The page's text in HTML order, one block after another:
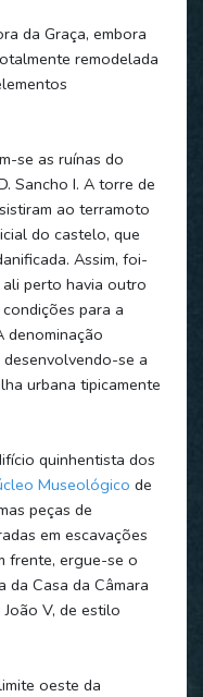
da Graça, embora
remodelada
se as ruínas do
Sancho I. A torre de
ao terramoto
do castelo, que
Assim, foi-
ali perto havia outro
para a
denominação
desenvolvendo-se a
urbana tipicamente
quinhentista dos
Museológico de
peças de
em escavações
frente, ergue-se o
da Casa da Câmara
V, de estilo
oeste da